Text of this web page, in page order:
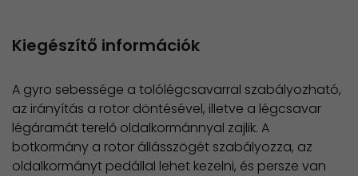
Kiegészítő információk
A gyro sebessége a tolólégcsavarral szabályozható,
az irányítás a rotor döntésével, illetve a légcsavar
légáramát terelő oldalkormánnyal zajlik. A
botkormány a rotor állásszögét szabályozza, az
oldalkormányt pedállal lehet kezelni, és persze van